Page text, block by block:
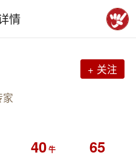
情
家
+ 关注
40牛 65